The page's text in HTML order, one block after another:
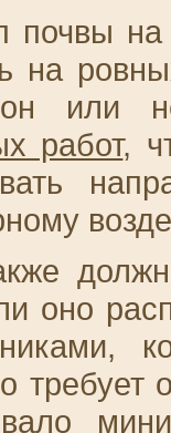
почвы
на
или
работ,
оно
требует